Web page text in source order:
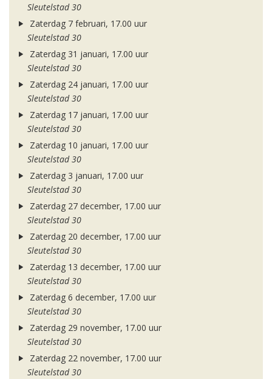
Sleutelstad 30
Zaterdag 7 februari, 17.00 uur
Sleutelstad 30
Zaterdag 31 januari, 17.00 uur
Sleutelstad 30
Zaterdag 24 januari, 17.00 uur
Sleutelstad 30
Zaterdag 17 januari, 17.00 uur
Sleutelstad 30
Zaterdag 10 januari, 17.00 uur
Sleutelstad 30
Zaterdag 3 januari, 17.00 uur
Sleutelstad 30
Zaterdag 27 december, 17.00 uur
Sleutelstad 30
Zaterdag 20 december, 17.00 uur
Sleutelstad 30
Zaterdag 13 december, 17.00 uur
Sleutelstad 30
Zaterdag 6 december, 17.00 uur
Sleutelstad 30
Zaterdag 29 november, 17.00 uur
Sleutelstad 30
Zaterdag 22 november, 17.00 uur
Sleutelstad 30